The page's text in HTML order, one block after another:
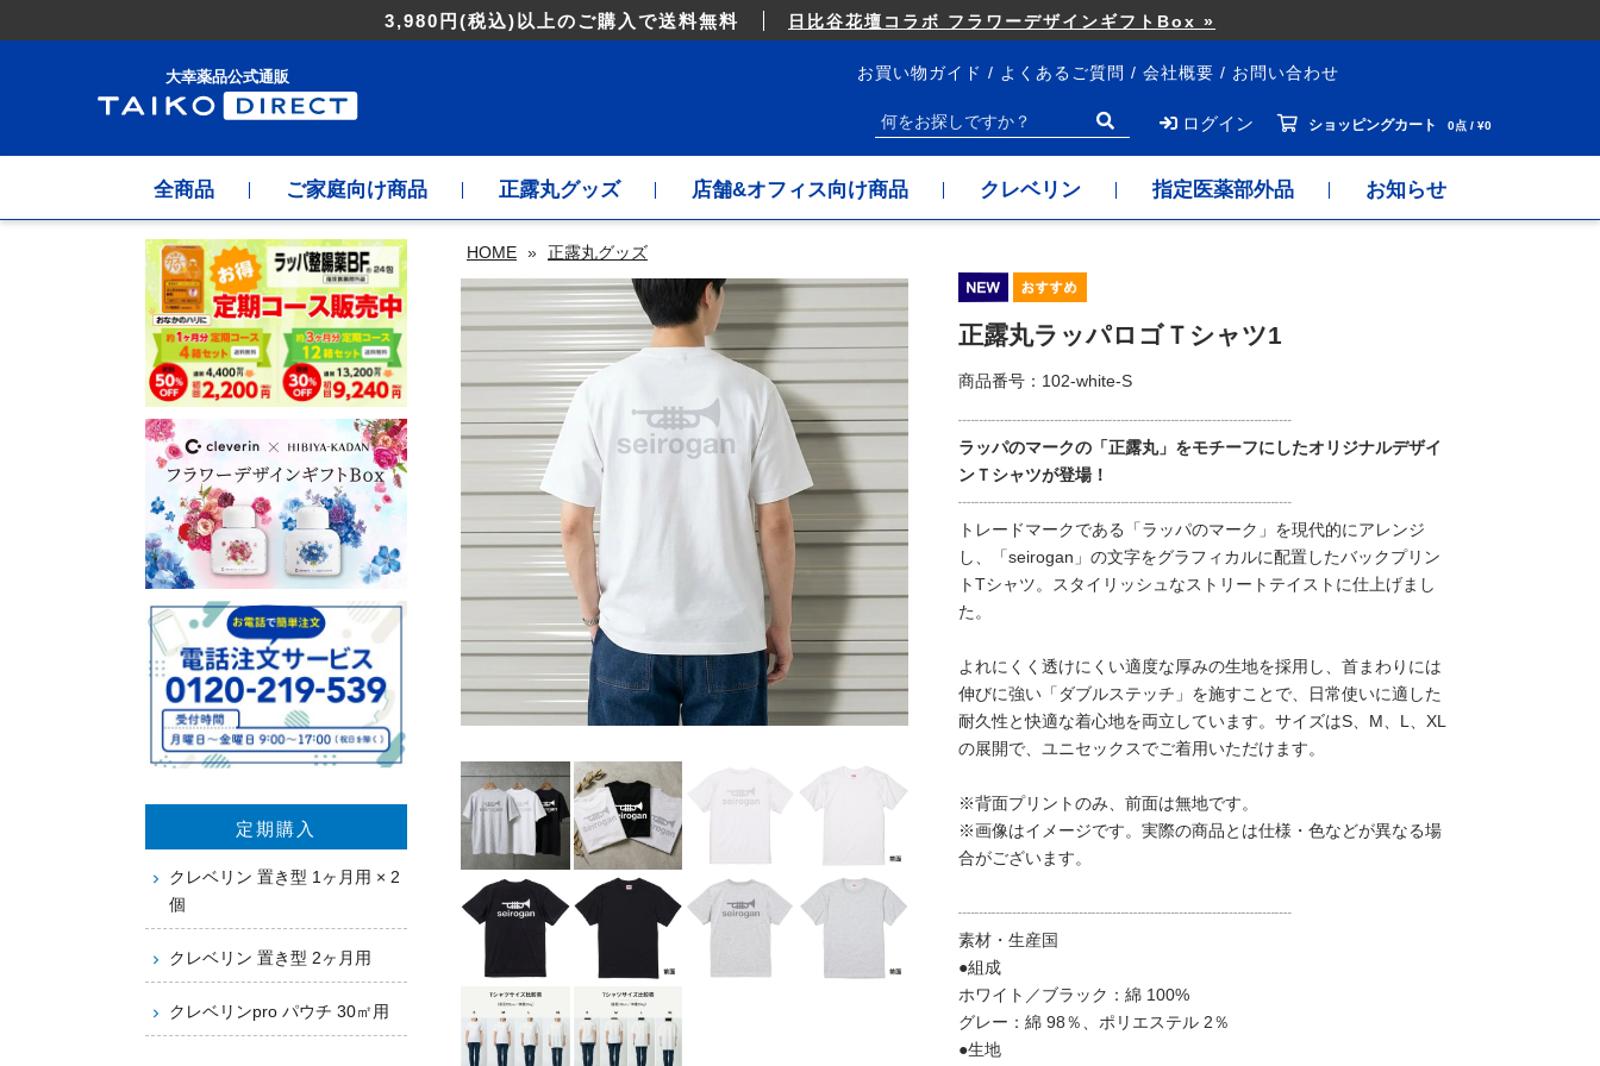
3,980円 (税込) 以上のご購入で送料無料 日比谷花壇コラボ フラワーデザインギフトBox »
大幸薬品公式通販 お買い物ガイド よくあるご質問 会社概要 お問い合わせ
ログイン ショッピングカート 0点 / ¥0
全商品 ご家庭向け商品 正露丸グッズ 店舗&オフィス向け商品 クレベリン 指定医薬部外品 お知らせ
定期購入
クレベリン 置き型 1ヶ月用 × 2
個
クレベリン 置き型 2ヶ月用
クレベリンpro パウチ 30㎡用
HOME » 正露丸グッズ
正露丸ラッパロゴＴシャツ1
商品番号： 102-white-S
┈┈┈┈┈┈┈┈┈┈┈┈┈┈┈┈┈┈┈┈
ラッパのマークの「正露丸」をモチーフにしたオリジナルデザイ
ンＴシャツが登場！
┈┈┈┈┈┈┈┈┈┈┈┈┈┈┈┈┈┈┈┈
トレードマークである「ラッパのマーク」を現代的にアレンジ
し、「seirogan」の文字をグラフィカルに配置したバックプリン
トTシャツ。スタイリッシュなストリートテイストに仕上げまし
た。
よれにくく透けにくい適度な厚みの生地を採用し、首まわりには
伸びに強い「ダブルステッチ」を施すことで、日常使いに適した
耐久性と快適な着心地を両立しています。サイズはS、M、L、XL
の展開で、ユニセックスでご着用いただけます。
※背面プリントのみ、前面は無地です。
※画像はイメージです。実際の商品とは仕様・色などが異なる場
合がございます。
┈┈┈┈┈┈┈┈┈┈┈┈┈┈┈┈┈┈┈┈
素材・生産国
●組成
ホワイト／ブラック：綿 100%
グレー：綿 98％、ポリエステル 2％
●生地